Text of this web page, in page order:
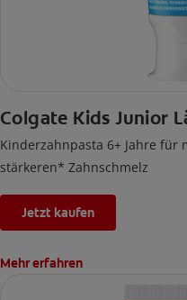
Colgate Kids Junior
Kinderzahnpasta 6+ Jahre für
stärkeren* Zahnschmelz
Jetzt kaufen
Mehr erfahren